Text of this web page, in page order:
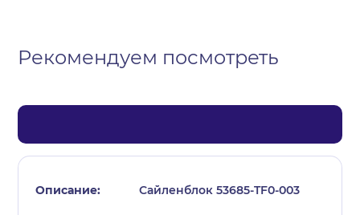
Рекомендуем посмотреть
Сайленблок 53685-TF0-003